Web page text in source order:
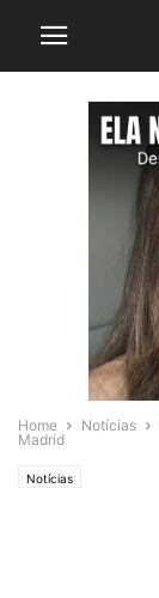
Home Notícias
Madrid
Notícias